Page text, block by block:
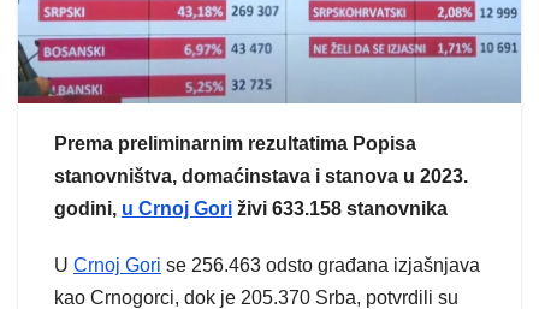
Prema preliminarnim rezultatima Popisa
stanovništva, domaćinstava i stanova u 2023.
godini, u Crnoj Gori živi 633.158 stanovnika
U Crnoj Gori se 256.463 odsto građana izjašnjava
kao Crnogorci, dok je 205.370 Srba, potvrdili su